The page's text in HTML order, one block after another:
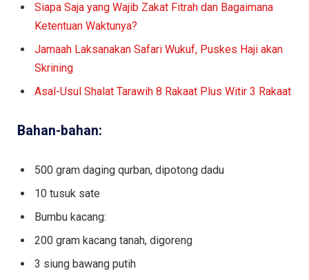
Siapa Saja yang Wajib Zakat Fitrah dan Bagaimana
Ketentuan Waktunya?
Jamaah Laksanakan Safari Wukuf, Puskes Haji akan
Skrining
Asal-Usul Shalat Tarawih 8 Rakaat Plus Witir 3 Rakaat
Bahan-bahan:
500 gram daging qurban, dipotong dadu
10 tusuk sate
Bumbu kacang:
200 gram kacang tanah, digoreng
3 siung bawang putih